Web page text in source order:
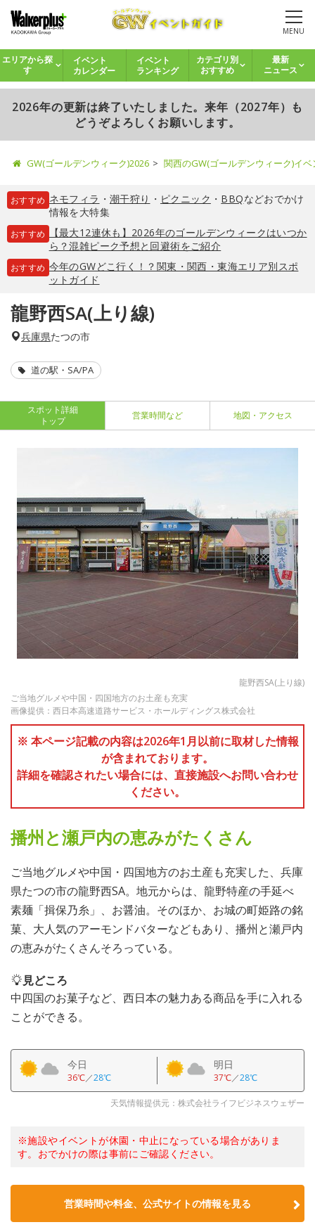
MENU
エリアから探
す
イベント
カレンダー
イベント
ランキング
カテゴリ別
おすすめ
最新
ニュース
2026年の更新は終了いたしました。来年（2027年）も
どうぞよろしくお願いします。
GW(ゴールデンウィーク)2026 関西のGW(ゴールデンウィーク)イ
おすすめ ネモフィラ ・ 潮干狩り ・ ピクニック ・ BBQなどおでかけ
情報を大特集
おすすめ
【最大12連休も】2026年のゴールデンウィークはいつか
ら？混雑ピーク予想と回避術をご紹介
おすすめ 今年のGWどこ行く！？関東・関西・東海エリア別スポ
ットガイド
龍野西SA(上り線)
兵庫県たつの市
道の駅・SA/PA
スポット詳細
トップ
営業時間など 地図・アクセス
龍野西SA(上り線)
ご当地グルメや中国・四国地方のお土産も充実
画像提供：西日本高速道路サービス・ホールディングス株式会社
※ 本ページ記載の内容は2026年1月以前に取材した情報
が含まれております。
詳細を確認されたい場合には、直接施設へお問い合わせ
ください。
播州と瀬戸内の恵みがたくさん
ご当地グルメや中国・四国地方のお土産も充実した、兵庫
県たつの市の龍野西SA。地元からは、龍野特産の手延べ
素麺「揖保乃糸」、お醤油。そのほか、お城の町姫路の銘
菓、大人気のアーモンドバターなどもあり、播州と瀬戸内
の恵みがたくさんそろっている。
見どころ
中四国のお菓子など、西日本の魅力ある商品を手に入れる
ことができる。
今日
36℃／28℃
明日
37℃／28℃
天気情報提供元：株式会社ライフビジネスウェザー
※施設やイベントが休園・中止になっている場合がありま
す。おでかけの際は事前にご確認ください。
営業時間や料金、公式サイトの情報を見る